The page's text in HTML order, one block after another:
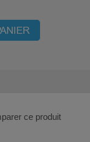
ce produit